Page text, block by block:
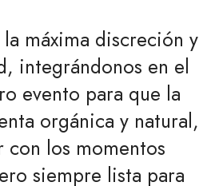
máxima discreción y
integrándonos en el
evento para que la
orgánica y natural,
los momentos
siempre lista para